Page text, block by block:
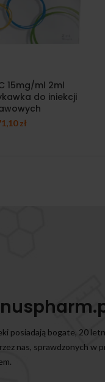
15mg/ml 2ml
do iniekcji
zł
posiadają bogate, 20
nas, sprawdzonych w